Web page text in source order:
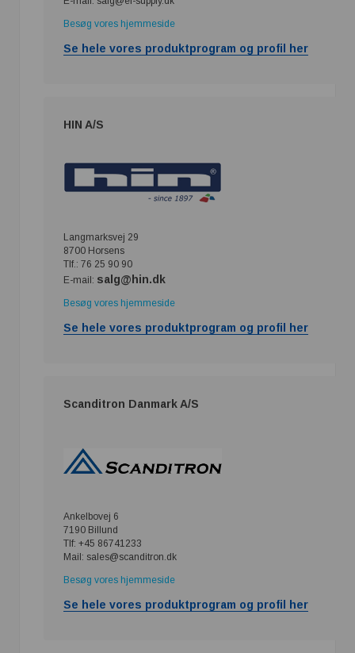
Besøg vores hjemmeside
Se hele vores produktprogram og profil her
HIN A/S
Langmarksvej 29
8700 Horsens
Tlf.: 76 25 90 90
E-mail: salg@hin.dk
Besøg vores hjemmeside
Se hele vores produktprogram og profil her
Scanditron Danmark A/S
Ankelbovej 6
7190 Billund
Tlf: +45 86741233
Mail: sales@scanditron.dk
Besøg vores hjemmeside
Se hele vores produktprogram og profil her